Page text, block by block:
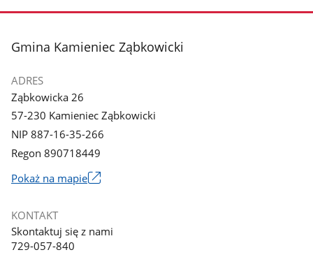
stopka
Gmina Kamieniec Ząbkowicki
ADRES
Ząbkowicka 26
57-230 Kamieniec Ząbkowicki
NIP 887-16-35-266
Regon 890718449
Pokaż na mapieLink
nowym
KONTAKT
Skontaktuj się z nami
729-057-840